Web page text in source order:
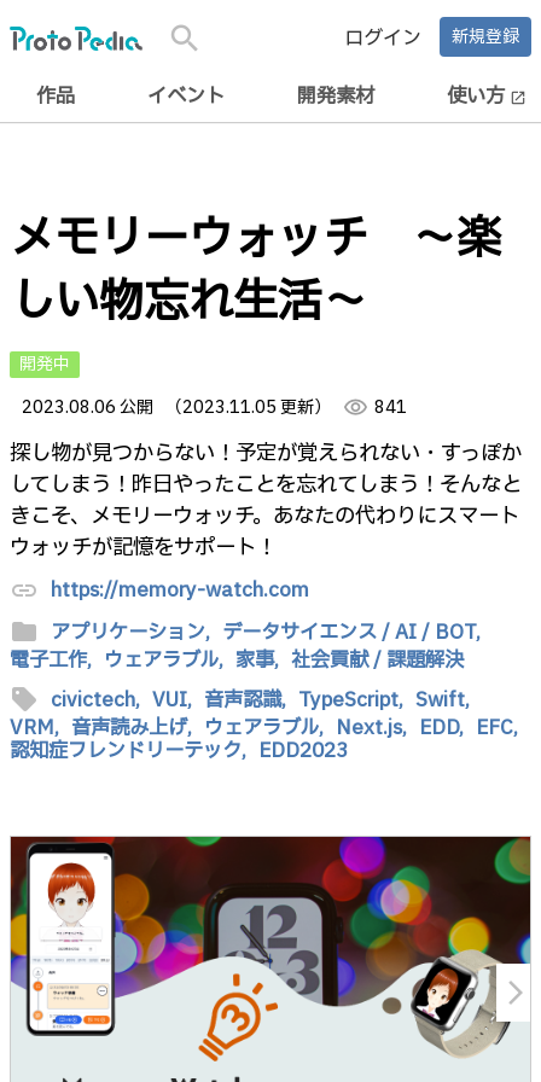
search ログイン 新規登録
作品 イベント 開発素材 使い方 open_in_new
メモリーウォッチ 〜楽
しい物忘れ生活〜
開発中
2023.08.06 公開
（2023.11.05 更新） visibility 841
探し物が見つからない！予定が覚えられない・すっぽか
してしまう！昨日やったことを忘れてしまう！そんなと
きこそ、メモリーウォッチ。あなたの代わりにスマート
ウォッチが記憶をサポート！
link https://memory-watch.com
folder アプリケーション, データサイエンス / AI / BOT,
電子工作, ウェアラブル, 家事, 社会貢献 / 課題解決
sell civictech, VUI, 音声認識, TypeScript, Swift,
VRM, 音声読み上げ, ウェアラブル, Next.js, EDD, EFC,
認知症フレンドリーテック, EDD2023
arrow_forward_ios